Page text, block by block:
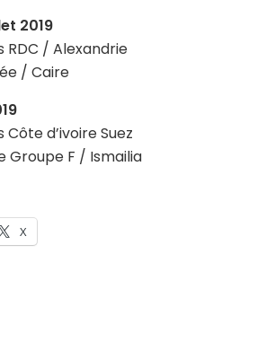
2019
RDC / Alexandrie
/ Caire
Côte d’ivoire Suez
Groupe F / Ismailia
X